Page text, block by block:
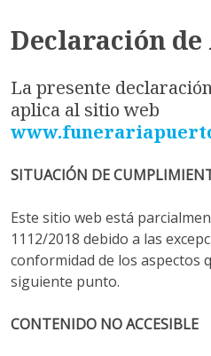
Declaración
La presente
aplica al sitio web
SITUACIÓN DE
Este sitio web está
1112/2018 debido a las
conformidad de los aspectos
siguiente punto.
CONTENIDO NO ACCESIBLE